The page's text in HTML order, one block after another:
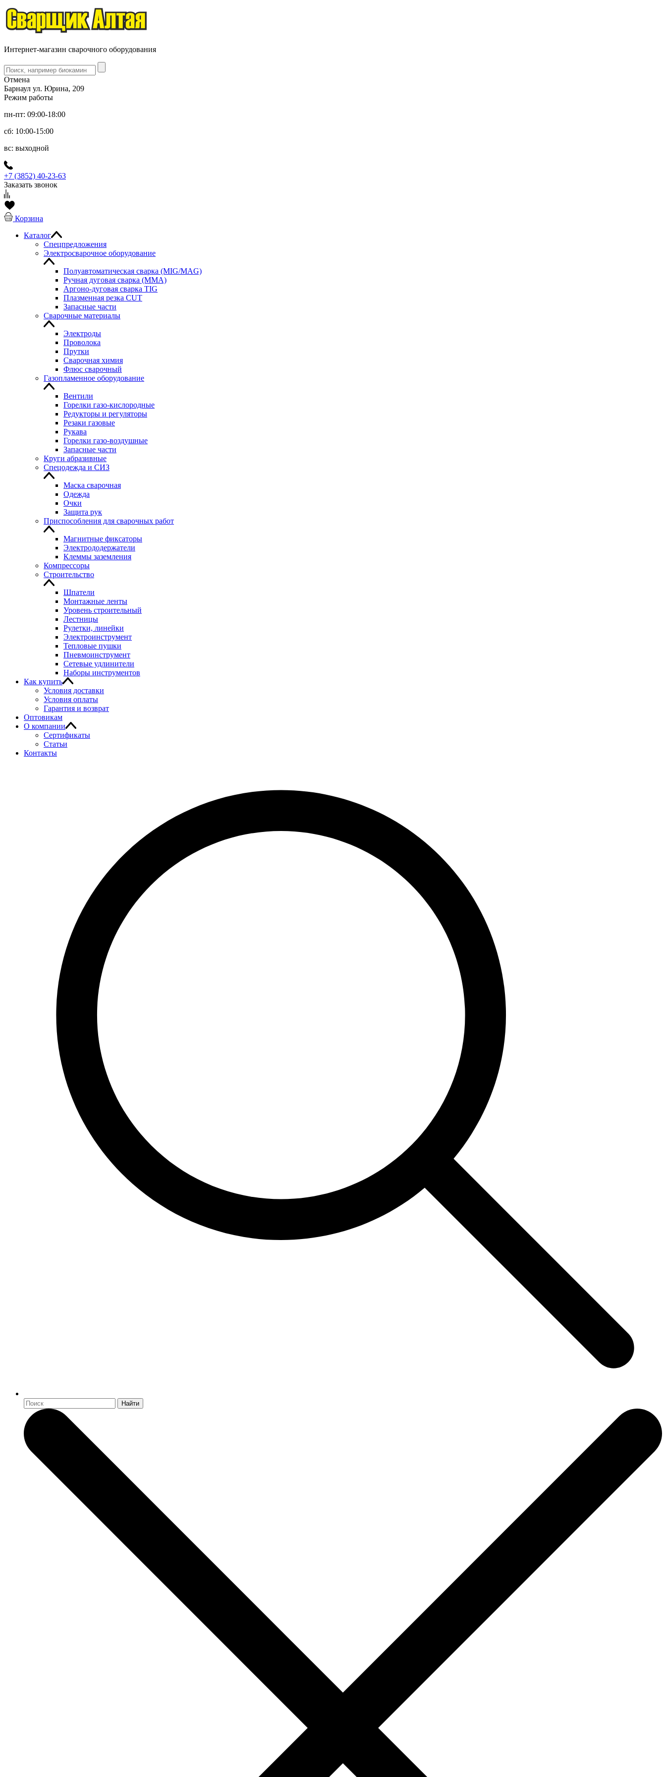
Интернет-магазин сварочного оборудования
Отмена
Барнаул ул. Юрина, 209
Режим работы
пн-пт: 09:00-18:00
сб: 10:00-15:00
вс: выходной
+7 (3852) 40-23-63
Заказать звонок
Корзина
Каталог
Спецпредложения
Электросварочное оборудование
Полуавтоматическая сварка (MIG/MAG)
Ручная дуговая сварка (MMA)
Аргоно-дуговая сварка TIG
Плазменная резка CUT
Запасные части
Сварочные материалы
Электроды
Проволока
Прутки
Сварочная химия
Флюс сварочный
Газопламенное оборудование
Вентили
Горелки газо-кислородные
Редукторы и регуляторы
Резаки газовые
Рукава
Горелки газо-воздушные
Запасные части
Круги абразивные
Спецодежда и СИЗ
Маска сварочная
Одежда
Очки
Защита рук
Приспособления для сварочных работ
Магнитные фиксаторы
Электрододержатели
Клеммы заземления
Компрессоры
Строительство
Шпатели
Монтажные ленты
Уровень строительный
Лестницы
Рулетки, линейки
Электроинструмент
Тепловые пушки
Пневмоинструмент
Сетевые удлинители
Наборы инструментов
Как купить
Условия доставки
Условия оплаты
Гарантия и возврат
Оптовикам
О компании
Сертификаты
Статьи
Контакты
Найти